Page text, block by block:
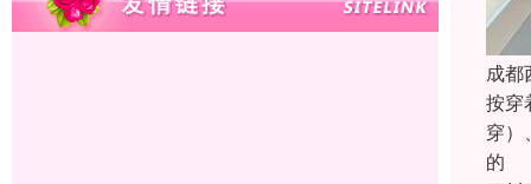
成都
按穿
穿）
的